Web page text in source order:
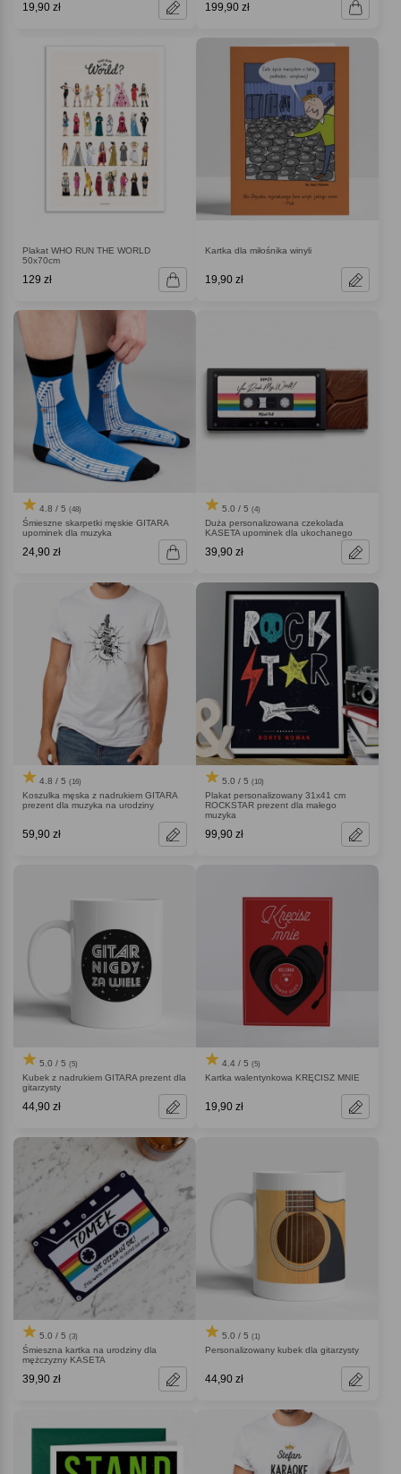
19,90 zł 199,90 zł
Plakat WHO RUN THE WORLD
50x70cm
129 zł
Kartka dla miłośnika winyli
19,90 zł
4.8 / 5 (48)
Śmieszne skarpetki męskie GITARA
upominek dla muzyka
24,90 zł
5.0 / 5 (4)
Duża personalizowana czekolada
KASETA upominek dla ukochanego
39,90 zł
4.8 / 5 (16)
Koszulka męska z nadrukiem GITARA
prezent dla muzyka na urodziny
59,90 zł
5.0 / 5 (10)
Plakat personalizowany 31x41 cm
ROCKSTAR prezent dla małego
muzyka
99,90 zł
5.0 / 5 (5)
Kubek z nadrukiem GITARA prezent dla
gitarzysty
44,90 zł
4.4 / 5 (5)
Kartka walentynkowa KRĘCISZ MNIE
19,90 zł
5.0 / 5 (3)
Śmieszna kartka na urodziny dla
mężczyzny KASETA
39,90 zł
5.0 / 5 (1)
Personalizowany kubek dla gitarzysty
44,90 zł